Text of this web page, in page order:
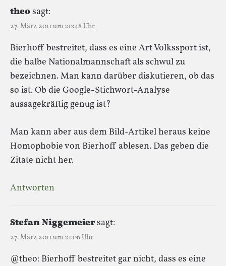
theosagt:
27. März 2011 um 20:48 Uhr
Bierhoff bestreitet, dass es eine Art Volkssport ist,
die halbe Nationalmannschaft als schwul zu
bezeichnen. Man kann darüber diskutieren, ob das
so ist. Ob die Google-Stichwort-Analyse
aussagekräftig genug ist?
Man kann aber aus dem Bild-Artikel heraus keine
Homophobie von Bierhoff ablesen. Das geben die
Zitate nicht her.
Antworten
Stefan Niggemeiersagt:
27. März 2011 um 21:06 Uhr
@theo: Bierhoff bestreitet gar nicht, dass es eine